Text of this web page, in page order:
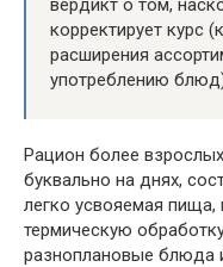
вердикт о том,
корректирует курс
расширения
употреблению
Рацион более
буквально на днях,
легко усвояемая
термическую
разноплановые блюда